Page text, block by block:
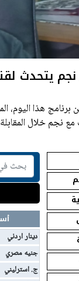
يتحدث
برنامج هذا
نجم خلال
دينار اردني
جنيه مصري
ج. استرليني